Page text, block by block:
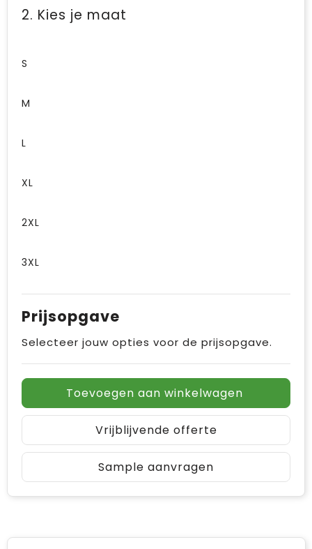
2. Kies je maat
S
M
L
XL
2XL
3XL
Prijsopgave
Selecteer jouw opties voor de prijsopgave.
Toevoegen aan winkelwagen
Vrijblijvende offerte
Sample aanvragen